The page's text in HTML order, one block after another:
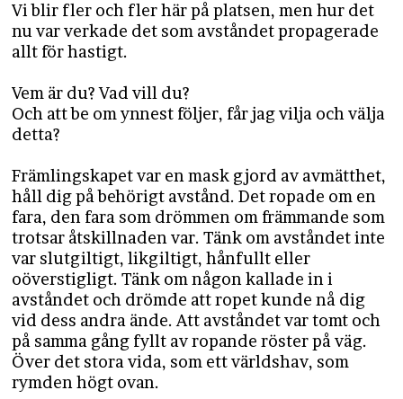
Vi blir fler och fler här på platsen, men hur det
nu var verkade det som avståndet propagerade
allt för hastigt.
Vem är du? Vad vill du?
Och att be om ynnest följer, får jag vilja och välja
detta?
Främlingskapet var en mask gjord av avmätthet,
håll dig på behörigt avstånd. Det ropade om en
fara, den fara som drömmen om främmande som
trotsar åtskillnaden var. Tänk om avståndet inte
var slutgiltigt, likgiltigt, hånfullt eller
oöverstigligt. Tänk om någon kallade in i
avståndet och drömde att ropet kunde nå dig
vid dess andra ände. Att avståndet var tomt och
på samma gång fyllt av ropande röster på väg.
Över det stora vida, som ett världshav, som
rymden högt ovan.